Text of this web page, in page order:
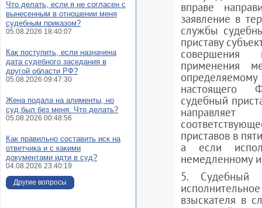
вправе
заявление в
службы
приставу
совершения
применения
настоящего
судебный
приставов в
а если
немедленному
5. Судебный
взыскателя в
Что делать, если я не согласен с
вынесенным в отношении меня
судебным приказом?
05.08.2026 18:40:07
Как поступить, если назначена
дата судебного заседания в
другой области РФ?
05.08.2026 09:47:30
Жена подала на алименты, но
суд был без меня. Что делать?
05.08.2026 00:48:56
Как правильно составить иск на
ответчика и с какими
документами идти в суд?
04.08.2026 23:40:19
Другие вопросы